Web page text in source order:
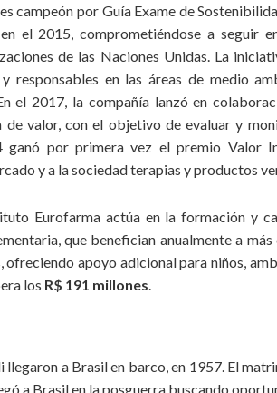
campeón por Guía Exame de
el 2015, comprometiéndose a seguir
de las Naciones Unidas. La
responsables en las áreas de medio
el 2017, la compañía lanzó en
de valor, con el objetivo de evaluar y
ganó por primera vez el premio Valor
y a la sociedad terapias y productos
Eurofarma actúa en la formación y
que benefician anualmente a más
apoyo adicional para niños,
los R$ 191 millones
a Brasil en barco, en 1957. El
a Brasil en la posguerra buscando